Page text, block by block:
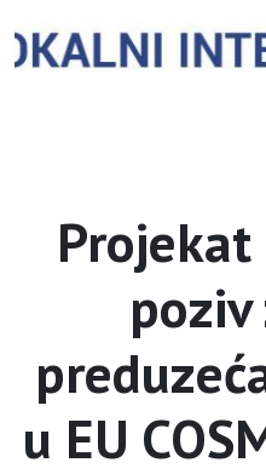
Projekat
poziv
u EU